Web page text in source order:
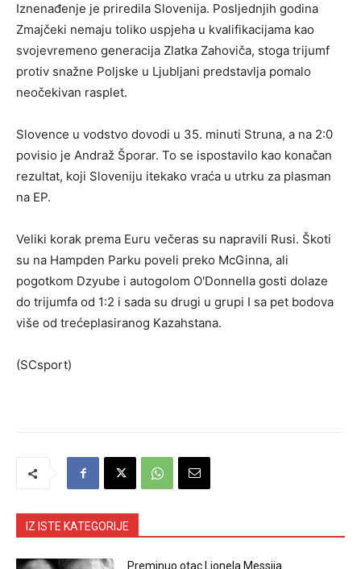
Iznenađenje je priredila Slovenija. Posljednjih godina
Zmajčeki nemaju toliko uspjeha u kvalifikacijama kao
svojevremeno generacija Zlatka Zahoviča, stoga trijumf
protiv snažne Poljske u Ljubljani predstavlja pomalo
neočekivan rasplet.
Slovence u vodstvo dovodi u 35. minuti Struna, a na 2:0
povisio je Andraž Šporar. To se ispostavilo kao konačan
rezultat, koji Sloveniju itekako vraća u utrku za plasman
na EP.
Veliki korak prema Euru večeras su napravili Rusi. Škoti
su na Hampden Parku poveli preko McGinna, ali
pogotkom Dzyube i autogolom O'Donnella gosti dolaze
do trijumfa od 1:2 i sada su drugi u grupi I sa pet bodova
više od trećeplasiranog Kazahstana.
(SCsport)
IZ ISTE KATEGORIJE
Preminuo otac Lionela Messija